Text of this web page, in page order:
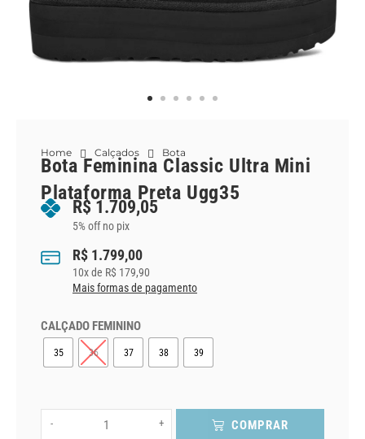
Home Calçados Bota
Bota Feminina Classic Ultra Mini
Plataforma Preta Ugg35
R$ 1.709,05
5% off no pix
R$ 1.799,00
10x de R$ 179,90
Mais formas de pagamento
CALÇADO FEMININO
35 36 37 38 39
- + COMPRAR